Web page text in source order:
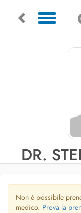
DR.
Non è possibile
medico. Prova la